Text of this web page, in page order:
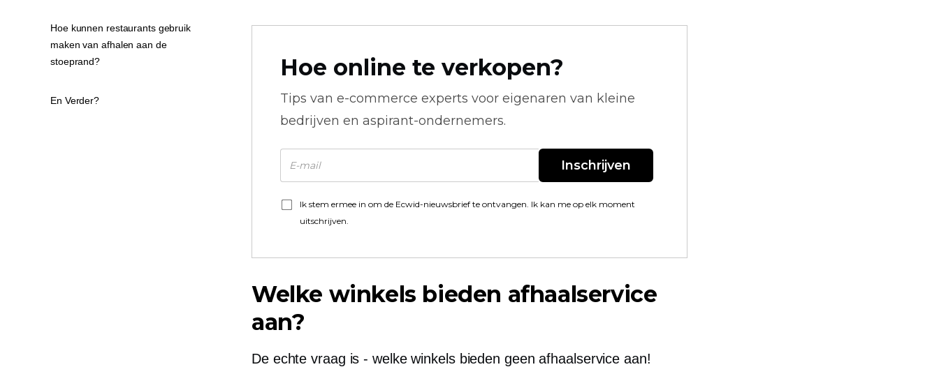
Hoe online te verkopen?
Tips van e-commerce experts voor eigenaren van kleine
bedrijven en aspirant-ondernemers.
Inschrijven
Ik stem ermee in om de Ecwid-nieuwsbrief te ontvangen. Ik kan me op elk moment
uitschrijven.
Welke winkels bieden afhaalservice
aan?
De echte vraag is- welke winkels bieden geen afhaalservice aan!
Hoe kunnen restaurants gebruik
maken van afhalen aan de
stoeprand?
En Verder?